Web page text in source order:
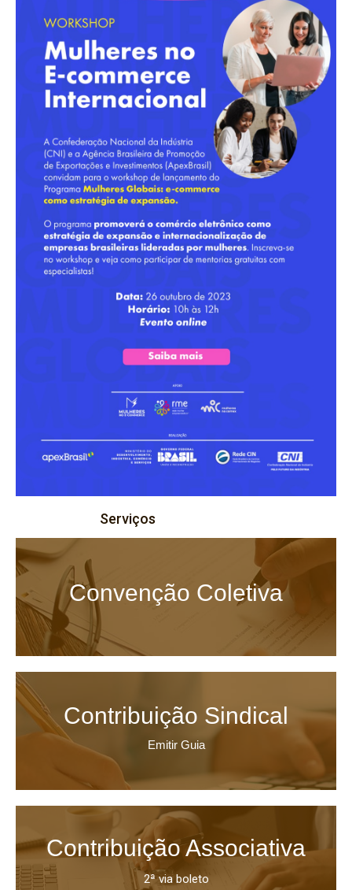
Serviços
Convenção Coletiva
Clique Aqui
Contribuição Sindical
Emitir Guia
Clique Aqui
Contribuição Associativa
2ª via boleto
Clique Aqui